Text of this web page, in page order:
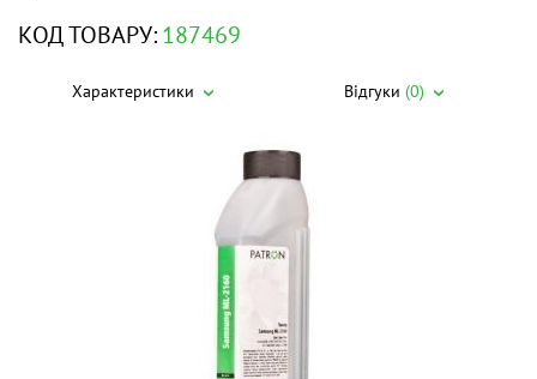
КОД ТОВАРУ:187469
Характеристики Відгуки (0)